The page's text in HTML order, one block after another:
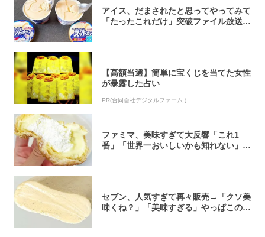
アイス、だまされたと思ってやってみて
「たったこれだけ」突破ファイル放送で
【高額当選】簡単に宝くじを当てた女性
が暴露した占い
PR(合同会社デジタルファーム )
ファミマ、美味すぎて大反響「これ1
番」「世界一おいしいかも知れない」
セブン、人気すぎて再々販売→「クソ美
味くね？」「美味すぎる」やっぱこのク